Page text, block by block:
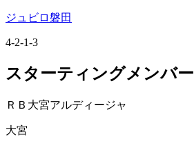
ジュビロ磐田
4-2-1-3
スターティングメンバー
ＲＢ大宮アルディージャ
大宮